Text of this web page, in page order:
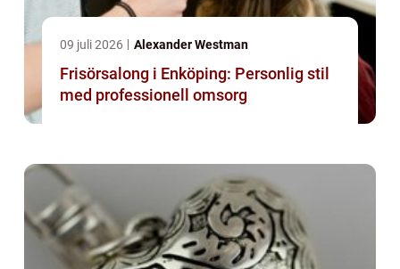
09 juli 2026 Alexander Westman
Frisörsalong i Enköping: Personlig stil
med professionell omsorg